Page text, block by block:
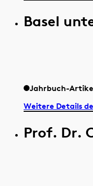
Basel
Jahrbuch-
Weitere Details
Prof. Dr.